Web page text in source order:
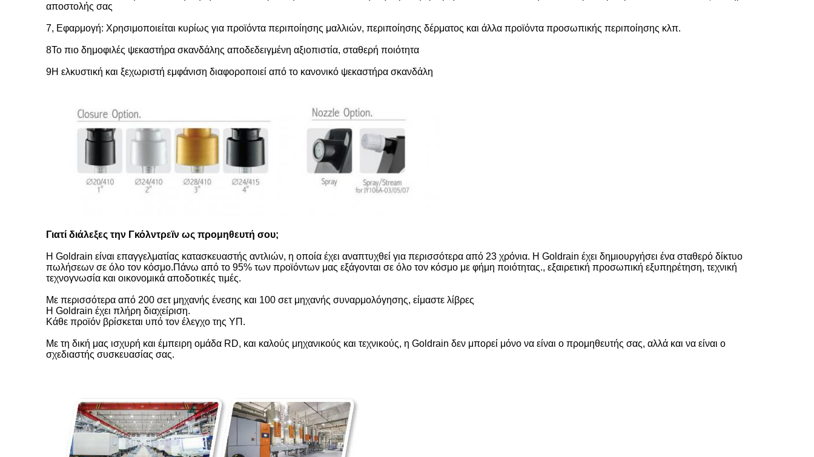
αποστολής σας
7, Εφαρμογή: Χρησιμοποιείται κυρίως για προϊόντα περιποίησης μαλλιών, περιποίησης δέρματος και άλλα προϊόντα προσωπικής περιποίησης κλπ.
8Το πιο δημοφιλές ψεκαστήρα σκανδάλης αποδεδειγμένη αξιοπιστία, σταθερή ποιότητα
9Η ελκυστική και ξεχωριστή εμφάνιση διαφοροποιεί από το κανονικό ψεκαστήρα σκανδάλη
Γιατί διάλεξες την Γκόλντρεϊν ως προμηθευτή σου;
Η Goldrain είναι επαγγελματίας κατασκευαστής αντλιών, η οποία έχει αναπτυχθεί για περισσότερα από 23 χρόνια. Η Goldrain έχει δημιουργήσει ένα σταθερό δίκτυο
πωλήσεων σε όλο τον κόσμο.Πάνω από το 95% των προϊόντων μας εξάγονται σε όλο τον κόσμο με φήμη ποιότητας., εξαιρετική προσωπική εξυπηρέτηση, τεχνική
τεχνογνωσία και οικονομικά αποδοτικές τιμές.
Με περισσότερα από 200 σετ μηχανής ένεσης και 100 σετ μηχανής συναρμολόγησης, είμαστε λίβρες
Η Goldrain έχει πλήρη διαχείριση.
Κάθε προϊόν βρίσκεται υπό τον έλεγχο της ΥΠ.
Με τη δική μας ισχυρή και έμπειρη ομάδα RD, και καλούς μηχανικούς και τεχνικούς, η Goldrain δεν μπορεί μόνο να είναι ο προμηθευτής σας, αλλά και να είναι ο
σχεδιαστής συσκευασίας σας.